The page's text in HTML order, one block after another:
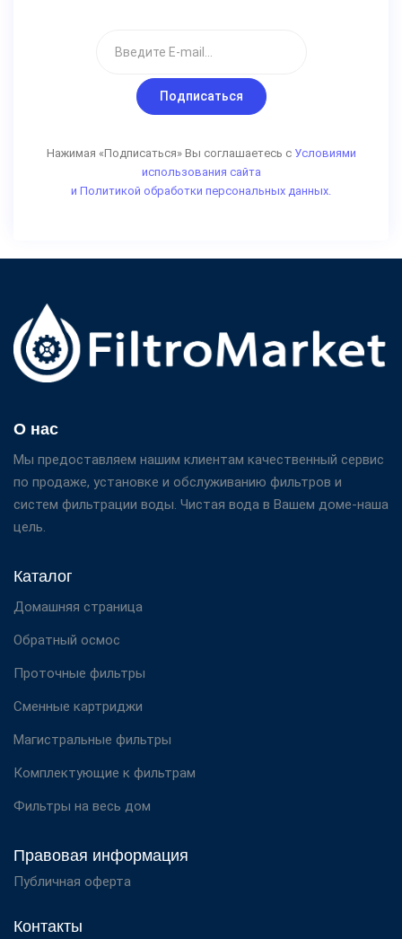
Подписаться
Нажимая «Подписаться» Вы соглашаетесь с Условиями
использования сайта
и Политикой обработки персональных данных.
О нас
Мы предоставляем нашим клиентам качественный сервис
по продаже, установке и обслуживанию фильтров и
систем фильтрации воды. Чистая вода в Вашем доме-наша
цель.
Каталог
Домашняя страница
Обратный осмос
Проточные фильтры
Сменные картриджи
Магистральные фильтры
Комплектующие к фильтрам
Фильтры на весь дом
Правовая информация
Публичная оферта
Контакты